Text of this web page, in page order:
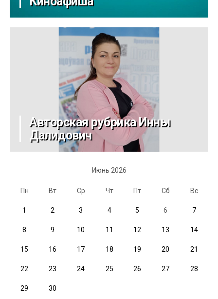
Авторская рубрика Инны
Далидович
Июнь 2026
Пн Вт Ср Чт Пт Сб Вс
1 2 3 4 5 6 7
8 9 10 11 12 13 14
15 16 17 18 19 20 21
22 23 24 25 26 27 28
29
30